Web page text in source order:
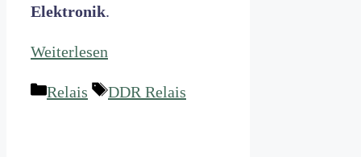
Elektronik.
Weiterlesen
Kategorien
Relais Schlagwörter
DDR Relais